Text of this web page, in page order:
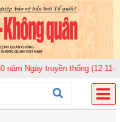
thống (12-11-1975/12-11-